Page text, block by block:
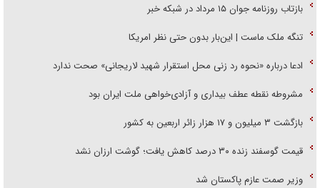
بازتاب روزنامه جوان ۱۵ مرداد در شبکه خبر
تنگه ملک ماست | این‌بار بدون حتی نظر امریکا
ادعا درباره «نحوه رد زنی محل استقرار شهید لاریجانی» صحت ندارد
مشروطه نقطه عطف بیداری و آزادی‌خواهی ملت ایران بود
بازگشت ۳ میلیون و ۱۷ هزار زائر اربعین به کشور
قیمت گوسفند زنده ۳۰ درصد کاهش یافت؛ گوشت ارزان نشد
وزیر صمت عازم پاکستان شد